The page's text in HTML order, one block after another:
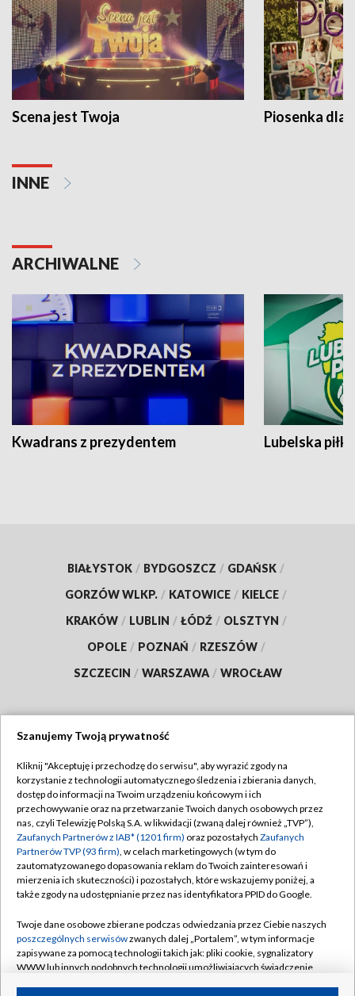
Scena jest Twoja Piosenka dla
INNE
ARCHIWALNE
Kwadrans z prezydentem Lubelska piłka
BIAŁYSTOK / BYDGOSZCZ / GDAŃSK /
GORZÓW WLKP. / KATOWICE / KIELCE /
KRAKÓW / LUBLIN / ŁÓDŹ / OLSZTYN /
OPOLE / POZNAŃ / RZESZÓW /
SZCZECIN / WARSZAWA / WROCŁAW
TVP
Abonament TVP
Emisja w TVP
Centrum informacji TVP
Naziemna Telewizja Cyfrowa
Rada Programowa
System NOS
Informacje o nadawcy
Regulamin TVP
Polityka prywatności
Moje zgody
Pomoc
Kontakt
Kanały
Szanujemy Twoją prywatność
Kliknij "Akceptuję i przechodzę do serwisu", aby wyrazić zgody na
korzystanie z technologii automatycznego śledzenia i zbierania danych,
dostęp do informacji na Twoim urządzeniu końcowym i ich
przechowywanie oraz na przetwarzanie Twoich danych osobowych przez
nas, czyli Telewizję Polską S.A. w likwidacji (zwaną dalej również „TVP”),
Zaufanych Partnerów z IAB* (1201 firm) oraz pozostałych Zaufanych
Partnerów TVP (93 firm), w celach marketingowych (w tym do
zautomatyzowanego dopasowania reklam do Twoich zainteresowań i
mierzenia ich skuteczności) i pozostałych, które wskazujemy poniżej, a
także zgody na udostępnianie przez nas identyfikatora PPID do Google.
Twoje dane osobowe zbierane podczas odwiedzania przez Ciebie naszych
poszczególnych serwisówzwanych dalej „Portalem”, w tym informacje
zapisywane za pomocą technologii takich jak: pliki cookie, sygnalizatory
WWW lub innych podobnych technologii umożliwiających świadczenie